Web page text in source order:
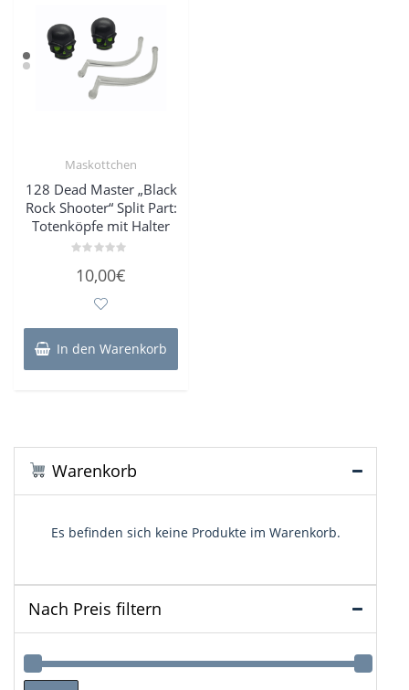
Maskottchen
128 Dead Master „Black
Rock Shooter“ Split Part:
Totenköpfe mit Halter
mit
10,00€
In den Warenkorb
Warenkorb
Es befinden sich keine Produkte im Warenkorb.
Nach Preis filtern